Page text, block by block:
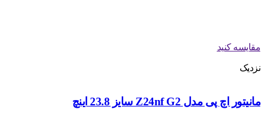
مقایسه کنید
نزدیک
مانیتور اچ پی مدل Z24nf G2 سایز 23.8 اینچ